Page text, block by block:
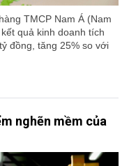
TMCP Nam Á (Nam
quả kinh doanh tích
đồng, tăng 25% so với
nghẽn mềm của